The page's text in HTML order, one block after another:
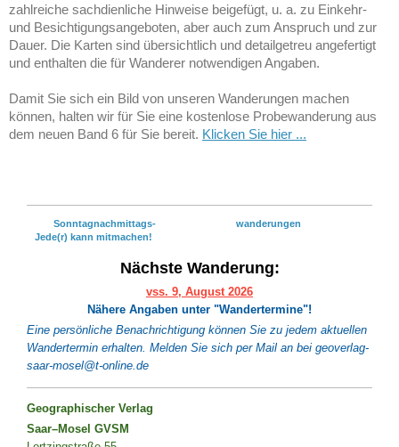
zahlreiche sachdienliche Hinweise beigefügt, u. a. zu Einkehr-
und Besichtigungsangeboten, aber auch zum Anspruch und zur
Dauer. Die Karten sind übersichtlich und detailgetreu angefertigt
und enthalten die für Wanderer notwendigen Angaben.
Damit Sie sich ein Bild von unseren Wanderungen machen
können, halten wir für Sie eine kostenlose Probewanderung aus
dem neuen Band 6 für Sie bereit. Klicken Sie hier ...
Sonntagnachmittags- wanderungen
Jede(r) kann mitmachen!
Nächste Wanderung:
vss. 9, August 2026
Nähere Angaben unter "Wandertermine"!
Eine persönliche Benachrichtigung können Sie zu jedem aktuellen
Wandertermin erhalten. Melden Sie sich per Mail an bei geoverlag-
saar-mosel@t-online.de
Geographischer Verlag
Saar–Mosel GVSM